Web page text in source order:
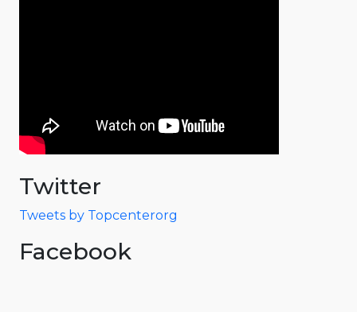
Twitter
Tweets by Topcenterorg
Facebook